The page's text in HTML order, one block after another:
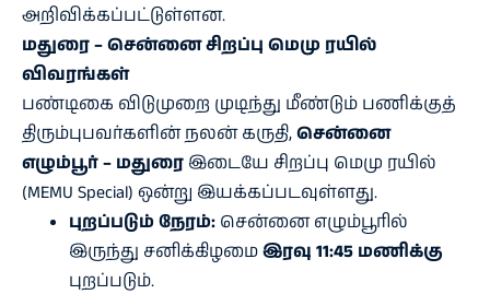
அறிவிக்கப்பட்டுள்ளன.
மதுரை – சென்னை சிறப்பு மெமு ரயில்
விவரங்கள்
பண்டிகை விடுமுறை முடிந்து மீண்டும் பணிக்குத்
திரும்புபவர்களின் நலன் கருதி,சென்னை
எழும்பூர் – மதுரை இடையே சிறப்பு மெமு ரயில்
(MEMU Special) ஒன்று இயக்கப்படவுள்ளது.
புறப்படும் நேரம்:சென்னை எழும்பூரில்
இருந்து சனிக்கிழமைஇரவு 11:45 மணிக்கு
புறப்படும்.